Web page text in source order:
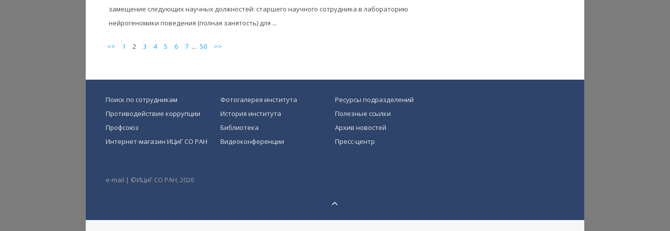
замещение следующих научных должностей: старшего научного сотрудника в лабораторию
нейрогеномики поведения (полная занятость) для ...
<< 1 2 3 4 5 6 7 ... 50 >>
Поиск по сотрудникам
Противодействие коррупции
Профсоюз
Интернет-магазин ИЦиГ СО РАН
Фотогалерея института
История института
Библиотека
Видеоконференции
Ресурсы подразделений
Полезные ссылки
Архив новостей
Пресс-центр
e-mail | ©ИЦиГ СО РАН, 2026